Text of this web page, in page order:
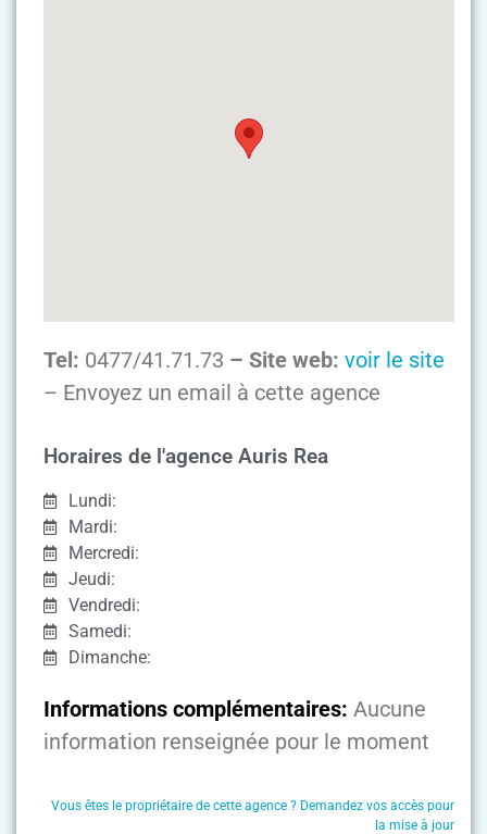
Tel: 0477/41.71.73 – Site web: voir le site
– Envoyez un email à cette agence
Horaires de l'agence Auris Rea
Lundi:
Mardi:
Mercredi:
Jeudi:
Vendredi:
Samedi:
Dimanche:
Informations complémentaires: Aucune
information renseignée pour le moment
Vous êtes le propriétaire de cette agence ? Demandez vos accès pour
la mise à jour